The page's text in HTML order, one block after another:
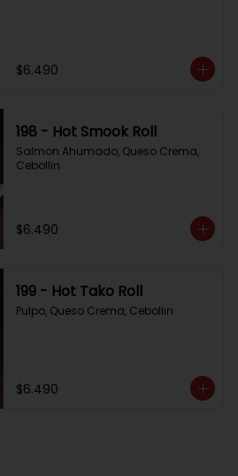
$6.490
198 - Hot Smook Roll
Salmon Ahumado, Queso Crema,
Cebollin
$6.490
199 - Hot Tako Roll
Pulpo, Queso Crema, Cebollin
$6.490